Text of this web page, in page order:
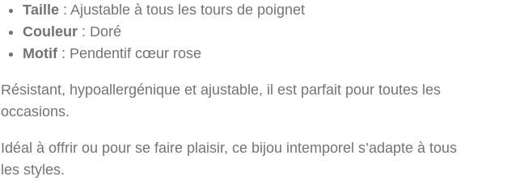
Taille : Ajustable à tous les tours de poignet
Couleur : Doré
Motif : Pendentif cœur rose
Résistant, hypoallergénique et ajustable, il est parfait pour toutes les
occasions.
Idéal à offrir ou pour se faire plaisir, ce bijou intemporel s’adapte à tous
les styles.